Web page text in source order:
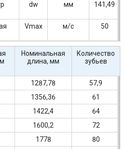
dw мм 141,49
Vmax м/c 50
Номинальная
длина, мм
Количество
зубьев
1287,78
57,9
1356,36
61
1422,4
64
1600,2
72
1778
80